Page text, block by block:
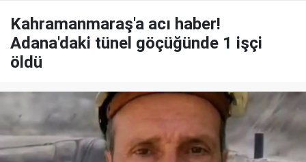
Kahramanmaraş'a acı haber!
Adana'daki tünel göçüğünde 1 işçi
öldü